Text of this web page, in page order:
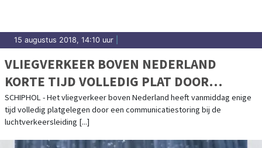
15 augustus 2018, 14:10 uur
VLIEGVERKEER BOVEN NEDERLAND
KORTE TIJD VOLLEDIG PLAT DOOR
STORING
SCHIPHOL - Het vliegverkeer boven Nederland heeft vanmiddag enige
tijd volledig platgelegen door een communicatiestoring bij de
luchtverkeersleiding [...]